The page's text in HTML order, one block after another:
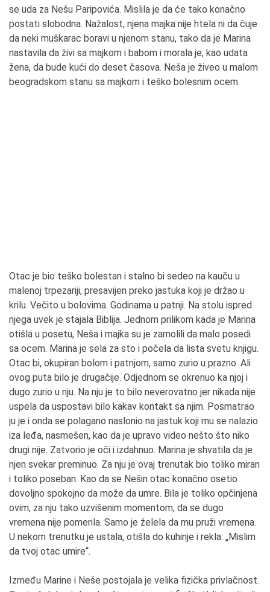
se uda za Nešu Paripovića. Mislila je da će tako konačno
postati slobodna. Nažalost, njena majka nije htela ni da čuje
da neki muškarac boravi u njenom stanu, tako da je Marina
nastavila da živi sa majkom i babom i morala je, kao udata
žena, da bude kući do deset časova. Neša je živeo u malom
beogradskom stanu sa majkom i teško bolesnim ocem.
Otac je bio teško bolestan i stalno bi sedeo na kauču u
malenoj trpezariji, presavijen preko jastuka koji je držao u
krilu. Večito u bolovima. Godinama u patnji. Na stolu ispred
njega uvek je stajala Biblija. Jednom prilikom kada je Marina
otišla u posetu, Neša i majka su je zamolili da malo posedi
sa ocem. Marina je sela za sto i počela da lista svetu knjigu.
Otac bi, okupiran bolom i patnjom, samo zurio u prazno. Ali
ovog puta bilo je drugačije. Odjednom se okrenuo ka njoj i
dugo zurio u nju. Na nju je to bilo neverovatno jer nikada nije
uspela da uspostavi bilo kakav kontakt sa njim. Posmatrao
ju je i onda se polagano naslonio na jastuk koji mu se nalazio
iza leđa, nasmešen, kao da je upravo video nešto što niko
drugi nije. Zatvorio je oči i izdahnuo. Marina je shvatila da je
njen svekar preminuo. Za nju je ovaj trenutak bio toliko miran
i toliko poseban. Kao da se Nešin otac konačno osetio
dovoljno spokojno da može da umre. Bila je toliko opčinjena
ovim, za nju tako uzvišenim momentom, da se dugo
vremena nije pomerila. Samo je želela da mu pruži vremena.
U nekom trenutku je ustala, otišla do kuhinje i rekla: „Mislim
da tvoj otac umire“.
Između Marine i Neše postojala je velika fizička privlačnost.